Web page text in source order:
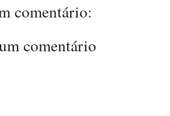
comentário:
comentário